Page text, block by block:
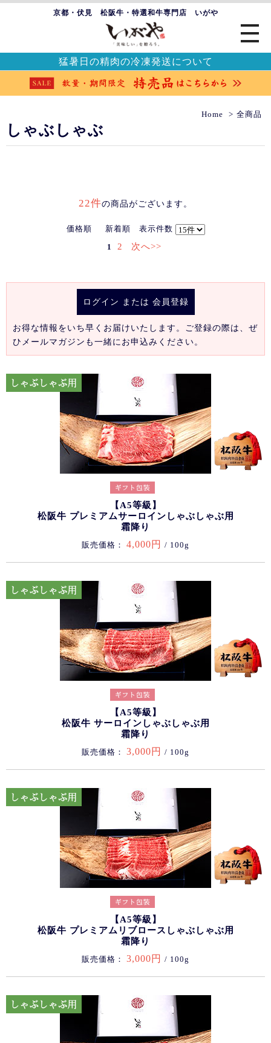
京都・伏見 松阪牛・特選和牛専門店 いがや
猛暑日の精肉の冷凍発送について
Home 全商品
しゃぶしゃぶ
22件の商品がございます。
価格順 新着順 表示件数
1 2 次へ>>
ログイン または 会員登録
お得な情報をいち早くお届けいたします。ご登録の際は、ぜ
ひメールマガジンも一緒にお申込みください。
【A5等級】
松阪牛 プレミアムサーロインしゃぶしゃぶ用
霜降り
販売価格： 4,000円 / 100g
【A5等級】
松阪牛 サーロインしゃぶしゃぶ用
霜降り
販売価格： 3,000円 / 100g
【A5等級】
松阪牛 プレミアムリブロースしゃぶしゃぶ用
霜降り
販売価格： 3,000円 / 100g